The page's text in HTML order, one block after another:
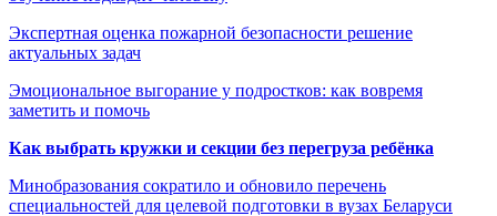
Экспертная оценка пожарной безопасности решение
актуальных задач
Эмоциональное выгорание у подростков: как вовремя
заметить и помочь
Как выбрать кружки и секции без перегруза ребёнка
Минобразования сократило и обновило перечень
специальностей для целевой подготовки в вузах Беларуси